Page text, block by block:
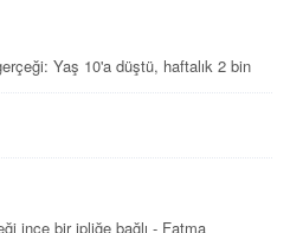
Yaş 10'a düştü, haftalık 2 bin
ince bir ipliğe bağlı - Fatma